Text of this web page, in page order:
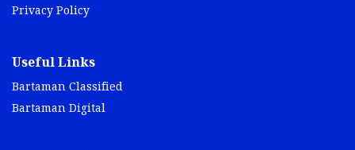
Privacy Policy
Useful Links
Bartaman Classified
Bartaman Digital